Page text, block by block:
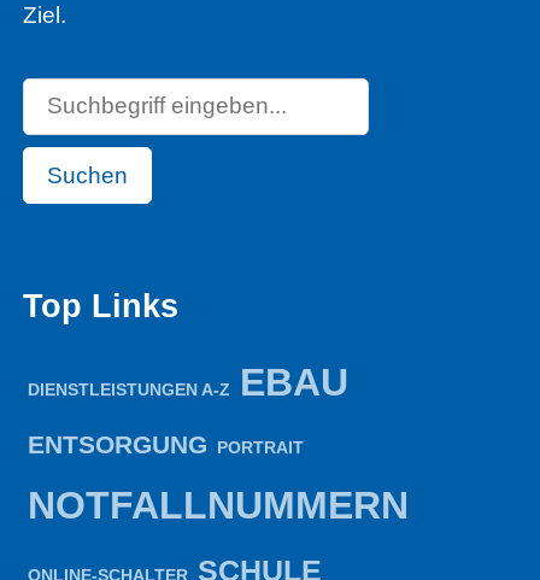
Ziel.
Suchen
Top Links
DIENSTLEISTUNGEN A-Z EBAU
ENTSORGUNG PORTRAIT
NOTFALLNUMMERN
ONLINE-SCHALTER SCHULE